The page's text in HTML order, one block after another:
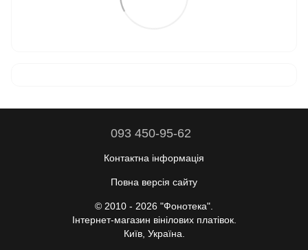
093 450-95-62
Контактна інформація
Повна версія сайту
© 2010 - 2026 "Фонотека".
Інтернет-магазин вінілових платівок.
Київ, Україна.